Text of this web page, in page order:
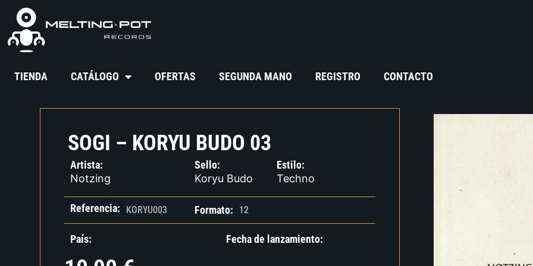
TIENDA CATÁLOGO OFERTAS SEGUNDA MANO REGISTRO CONTACTO
SOGI – KORYU BUDO 03
Artista:
Notzing
Sello:
Koryu Budo
Estilo:
Techno
Referencia: KORYU003 Formato: 12
País: Fecha de lanzamiento: